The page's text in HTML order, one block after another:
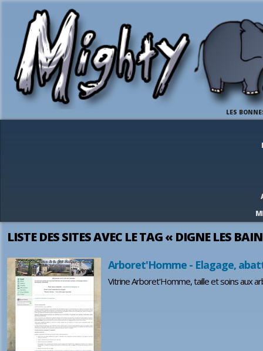
LES
LISTE DES SITES AVEC LE TAG « DIGNE LES
Arboret'Homme - Elagage,
Vitrine Arboret'Homme, taille et soins aux